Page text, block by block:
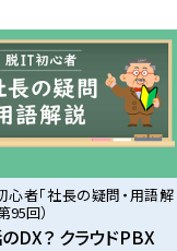
心者「社長の疑問・用語解
95回）
DX？ クラウドPBX